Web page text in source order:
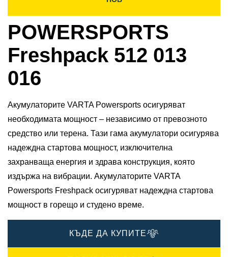
POWERSPORTS
Freshpack 512 013
016
Акумулаторите VARTA Powersports осигуряват
необходимата мощност – независимо от превозното
средство или терена. Тази гама акумулатори осигурява
надеждна стартова мощност, изключителна
захранваща енергия и здрава конструкция, която
издържа на вибрации. Акумулаторите VARTA
Powersports Freshpack осигуряват надеждна стартова
мощност в горещо и студено време.
КЪДЕ ДА КУПИТЕ